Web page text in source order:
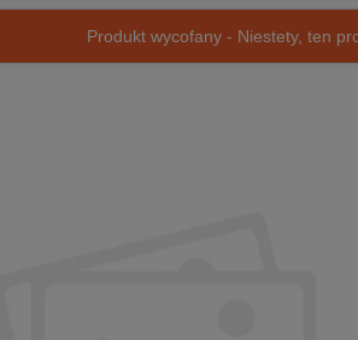
Produkt wycofany - Niestety, ten